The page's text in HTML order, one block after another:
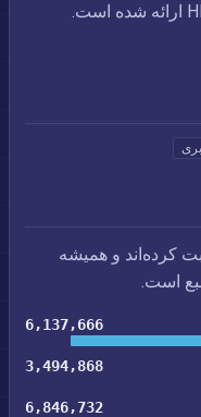
در گردش بودند. این داده‌ها توسط HIBP ارائه شده است.
کرده‌اند و همیشه
است.
6,137,666
3,494,868
6,846,732